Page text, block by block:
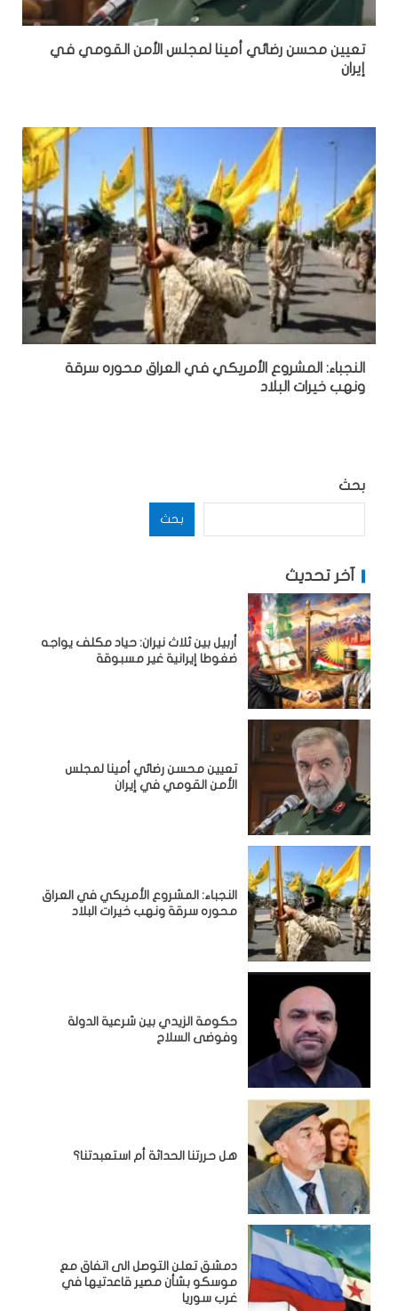
تعيين محسن رضائي أمينا لمجلس الأمن القومي في
إيران
النجباء: المشروع الأمريكي في العراق محوره سرقة
ونهب خيرات البلاد
بحث
بحث
آخر تحديث
أربيل بين ثلاث نيران: حياد مكلف يواجه
ضغوطا إيرانية غير مسبوقة
تعيين محسن رضائي أمينا لمجلس
الأمن القومي في إيران
النجباء: المشروع الأمريكي في العراق
محوره سرقة ونهب خيرات البلاد
حكومة الزيدي بين شرعية الدولة
وفوضى السلاح
هل حررتنا الحداثة أم استعبدتنا؟
دمشق تعلن التوصل الى اتفاق مع
موسكو بشأن مصير قاعدتيها في
غرب سوريا